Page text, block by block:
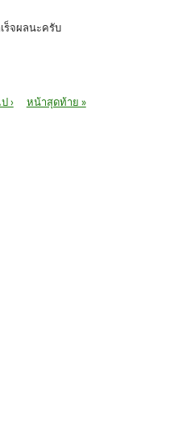
ร็จผลนะครับ
› หน้าสุดท้าย »